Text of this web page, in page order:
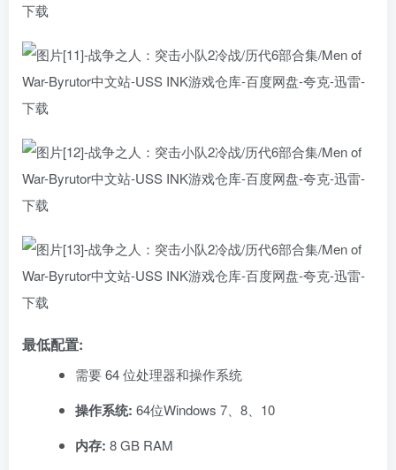
最低配置:
需要 64 位处理器和操作系统
操作系统: 64位Windows 7、8、10
内存: 8 GB RAM